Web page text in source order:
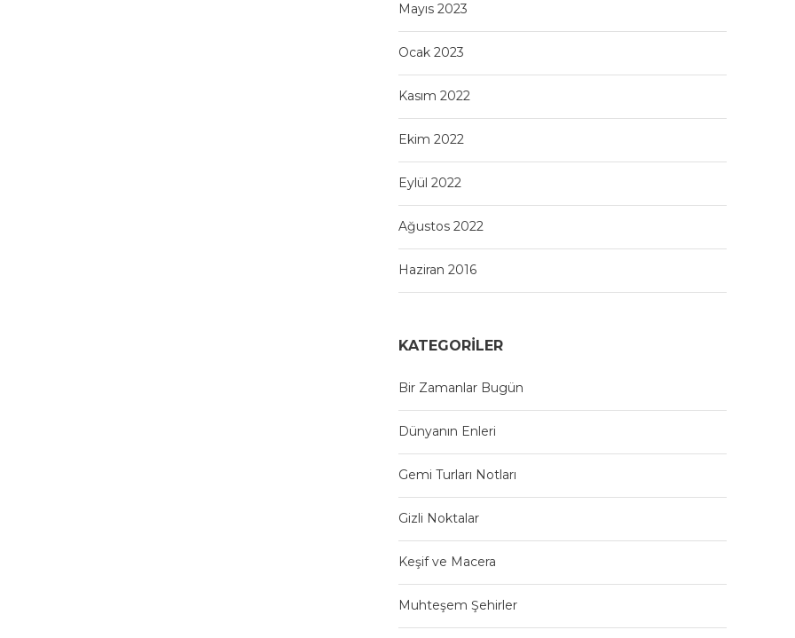
Mayıs 2023
Ocak 2023
Kasım 2022
Ekim 2022
Eylül 2022
Ağustos 2022
Haziran 2016
KATEGORILER
Bir Zamanlar Bugün
Dünyanın Enleri
Gemi Turları Notları
Gizli Noktalar
Keşif ve Macera
Muhteşem Şehirler